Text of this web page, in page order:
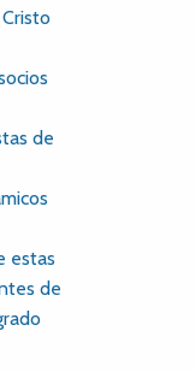
de
estas
de